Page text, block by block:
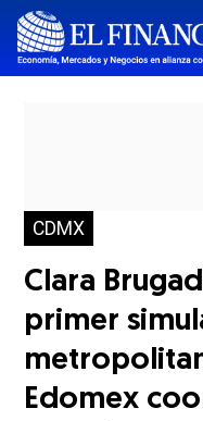
CDMX
Clara
primer
Edomex